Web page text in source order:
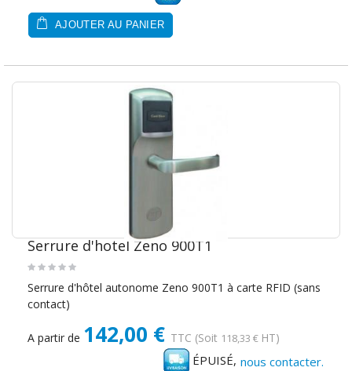
AJOUTER AU PANIER
Serrure d'hotel Zeno 900T1
Serrure d'hôtel autonome Zeno 900T1 à carte RFID (sans
contact)
A partir de 142,00 € TTC (Soit 118,33 € HT)
ÉPUISÉ, nous contacter.